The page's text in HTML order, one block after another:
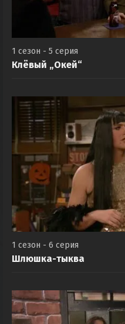
1 сезон - 5 серия
Клёвый „Окей“
1 сезон - 6 серия
Шлюшка-тыква